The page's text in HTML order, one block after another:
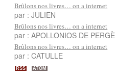
Brûlons nos livres… on a internet
par : JULIEN
Brûlons nos livres… on a internet
par : APOLLONIOS DE PERGÈ
Brûlons nos livres… on a internet
par : CATULLE
RSS ATOM